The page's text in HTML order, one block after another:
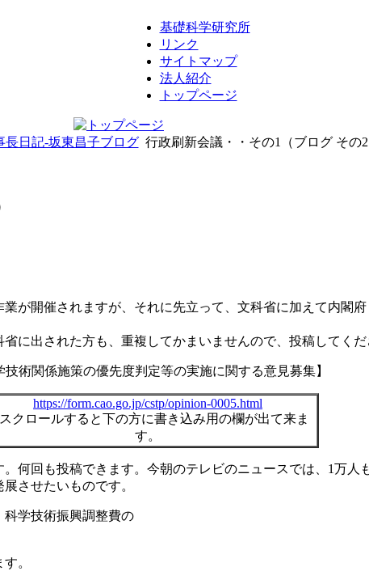
基礎科学研究所
リンク
サイトマップ
法人紹介
トップページ
長日記-坂東昌子ブログ 行政刷新会議・・その1（ブログ その
が開催されますが、それに先立って、文科省に加えて内閣
に出された方も、重複してかまいませんので、投稿してくだ
技術関係施策の優先度判定等の実施に関する意見募集】
https://form.cao.go.jp/cstp/opinion-0005.html
スクロールすると下の方に書き込み用の欄が出て来ま
す。
何回も投稿できます。今朝のテレビのニュースでは、1万
させたいものです。
科学技術振興調整費の
。